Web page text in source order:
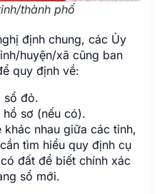
thành phố
định chung, các Ủy
huyện/xã cũng ban
quy định về:
sổ đỏ.
sơ (nếu có).
khác nhau giữa các tỉnh,
tìm hiểu quy định cụ
đất để biết chính xác
sổ mới.